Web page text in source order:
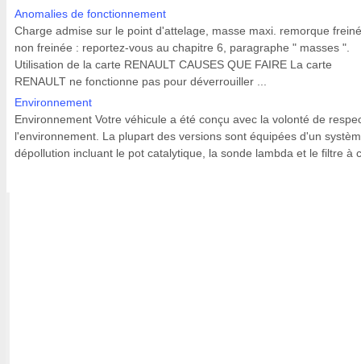
Anomalies de fonctionnement
Charge admise sur le point d'attelage, masse maxi. remorque
non freinée : reportez-vous au chapitre 6, paragraphe " masses ".
Utilisation de la carte RENAULT CAUSES QUE FAIRE La carte
RENAULT ne fonctionne pas pour déverrouiller ...
Environnement
Environnement Votre véhicule a été conçu avec la volonté de
l'environnement. La plupart des versions sont équipées d'un
dépollution incluant le pot catalytique, la sonde lambda et le filtre à